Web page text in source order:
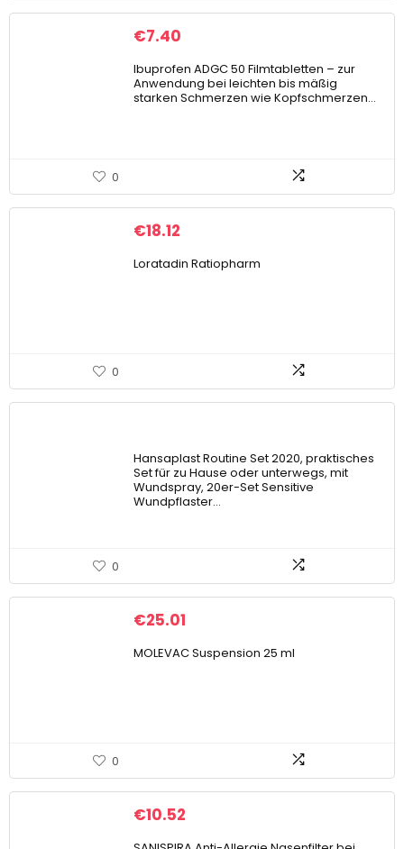
€7.40
Ibuprofen ADGC 50 Filmtabletten – zur
Anwendung bei leichten bis mäßig
starken Schmerzen wie Kopfschmerzen…
0
€18.12
Loratadin Ratiopharm
0
Hansaplast Routine Set 2020, praktisches
Set für zu Hause oder unterwegs, mit
Wundspray, 20er-Set Sensitive
Wundpflaster…
0
€25.01
MOLEVAC Suspension 25 ml
0
€10.52